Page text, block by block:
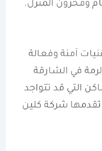
ومخزون المنزل.
آمنة وفعالة
في الشارقة
التي قد تتواجد
تقدمها شركة كلين